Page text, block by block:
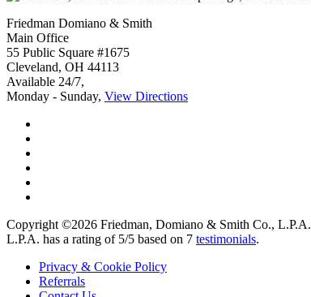
Friedman Domiano & Smith
Main Office
55 Public Square #1675
Cleveland, OH 44113
Available 24/7,
Monday - Sunday, View Directions
Copyright ©2026 Friedman, Domiano & Smith Co., L.P.A.
L.P.A. has a rating of 5/5 based on 7 testimonials.
Privacy & Cookie Policy
Referrals